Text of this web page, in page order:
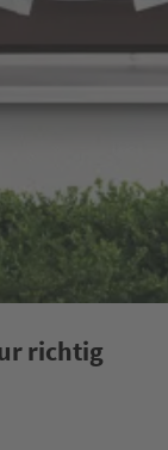
richtig